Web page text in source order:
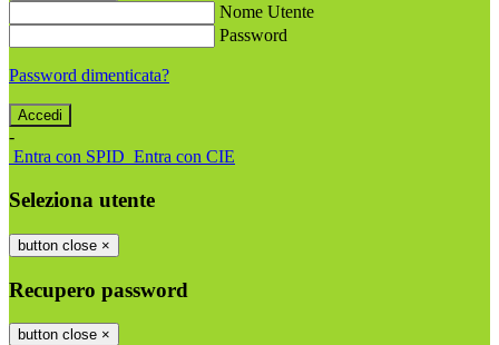
Nome Utente
Password
Password dimenticata?
-
Entra con SPID Entra con CIE
Seleziona utente
button close ×
Recupero password
button close ×